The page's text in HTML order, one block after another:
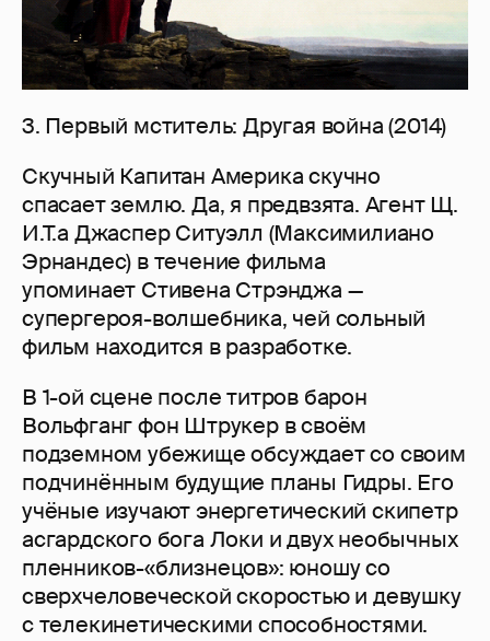
3. Первый мститель: Другая война (2014)
Скучный Капитан Америка скучно
спасает землю. Да, я предвзята. Агент Щ.
И.Т.а Джаспер Ситуэлл (Максимилиано
Эрнандес) в течение фильма
упоминает Стивена Стрэнджа —
супергероя-волшебника, чей сольный
фильм находится в разработке.
В 1-ой сцене после титров барон
Вольфганг фон Штрукер в своём
подземном убежище обсуждает со своим
подчинённым будущие планы Гидры. Его
учёные изучают энергетический скипетр
асгардского бога Локи и двух необычных
пленников-«близнецов»: юношу со
сверхчеловеческой скоростью и девушку
с телекинетическими способностями.